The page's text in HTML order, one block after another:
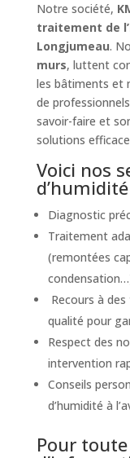
Notre société,
traitement de
Longjumeau.
murs, luttent
les bâtiments et
de
savoir-faire et
solutions
Voici nos
Diagnostic
Traitement
(remontées
Recours à
qualité pour
Respect des
intervention
Conseils
d’humidité à
Pour